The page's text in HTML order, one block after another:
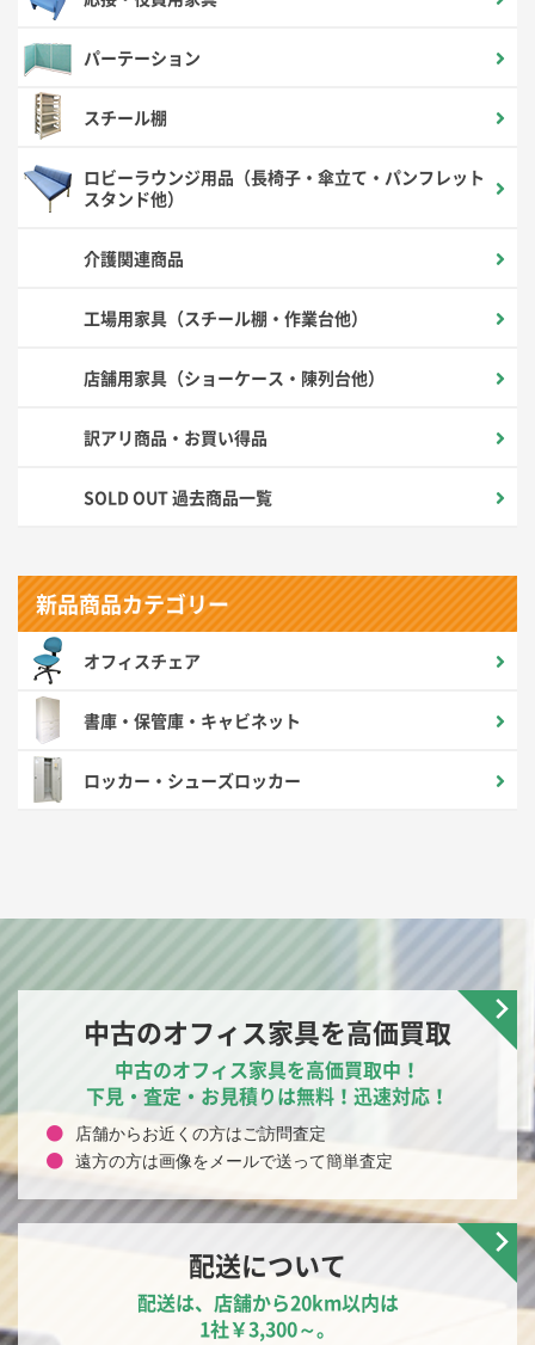
パーテーション
スチール棚
ロビーラウンジ用品（長椅子・傘立て・パンフレット
スタンド他）
介護関連商品
工場用家具（スチール棚・作業台他）
店舗用家具（ショーケース・陳列台他）
訳アリ商品・お買い得品
SOLD OUT 過去商品一覧
新品商品カテゴリー
オフィスチェア
書庫・保管庫・キャビネット
ロッカー・シューズロッカー
中古のオフィス家具を高価買取
中古のオフィス家具を高価買取中！
下見・査定・お見積りは無料！迅速対応！
店舗からお近くの方はご訪問査定
遠方の方は画像をメールで送って簡単査定
配送について
配送は、店舗から20km以内は
1社￥3,300～。